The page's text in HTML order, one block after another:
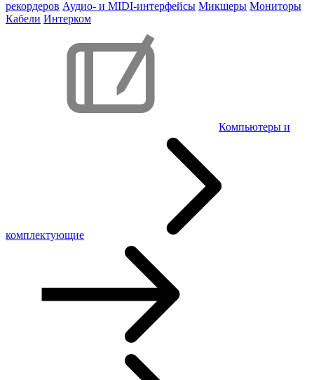
рекордеров Аудио- и MIDI-интерфейсы Микшеры Мониторы
Кабели Интерком
Компьютеры и
комплектующие